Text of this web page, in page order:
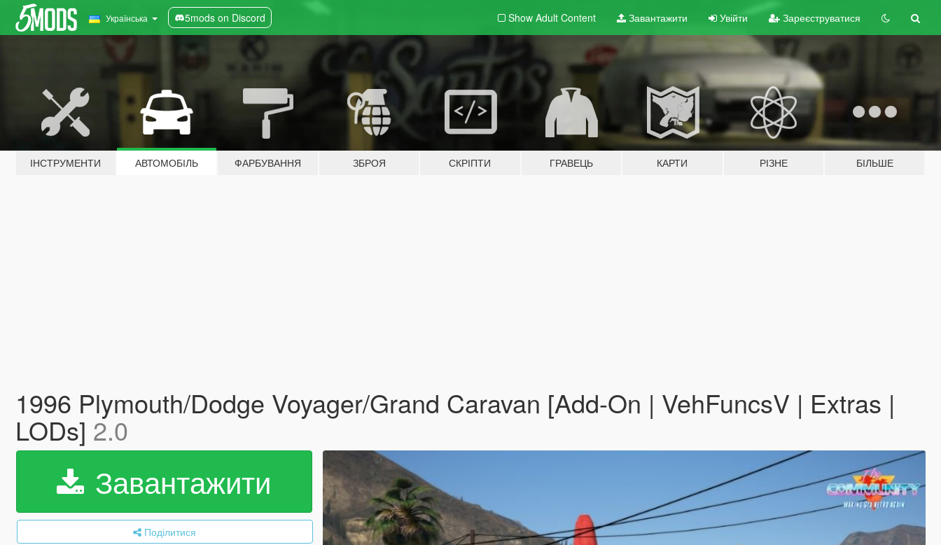
Українська 5mods on Discord Show Adult Content Завантажити Увійти Зареєструватися
ІНСТРУМЕНТИ АВТОМОБІЛЬ ФАРБУВАННЯ ЗБРОЯ СКРІПТИ ГРАВЕЦЬ КАРТИ РІЗНЕ БІЛЬШЕ
1996 Plymouth/Dodge Voyager/Grand Caravan [Add-On | VehFuncsV | Extras |
LODs] 2.0
Завантажити
Поділитися